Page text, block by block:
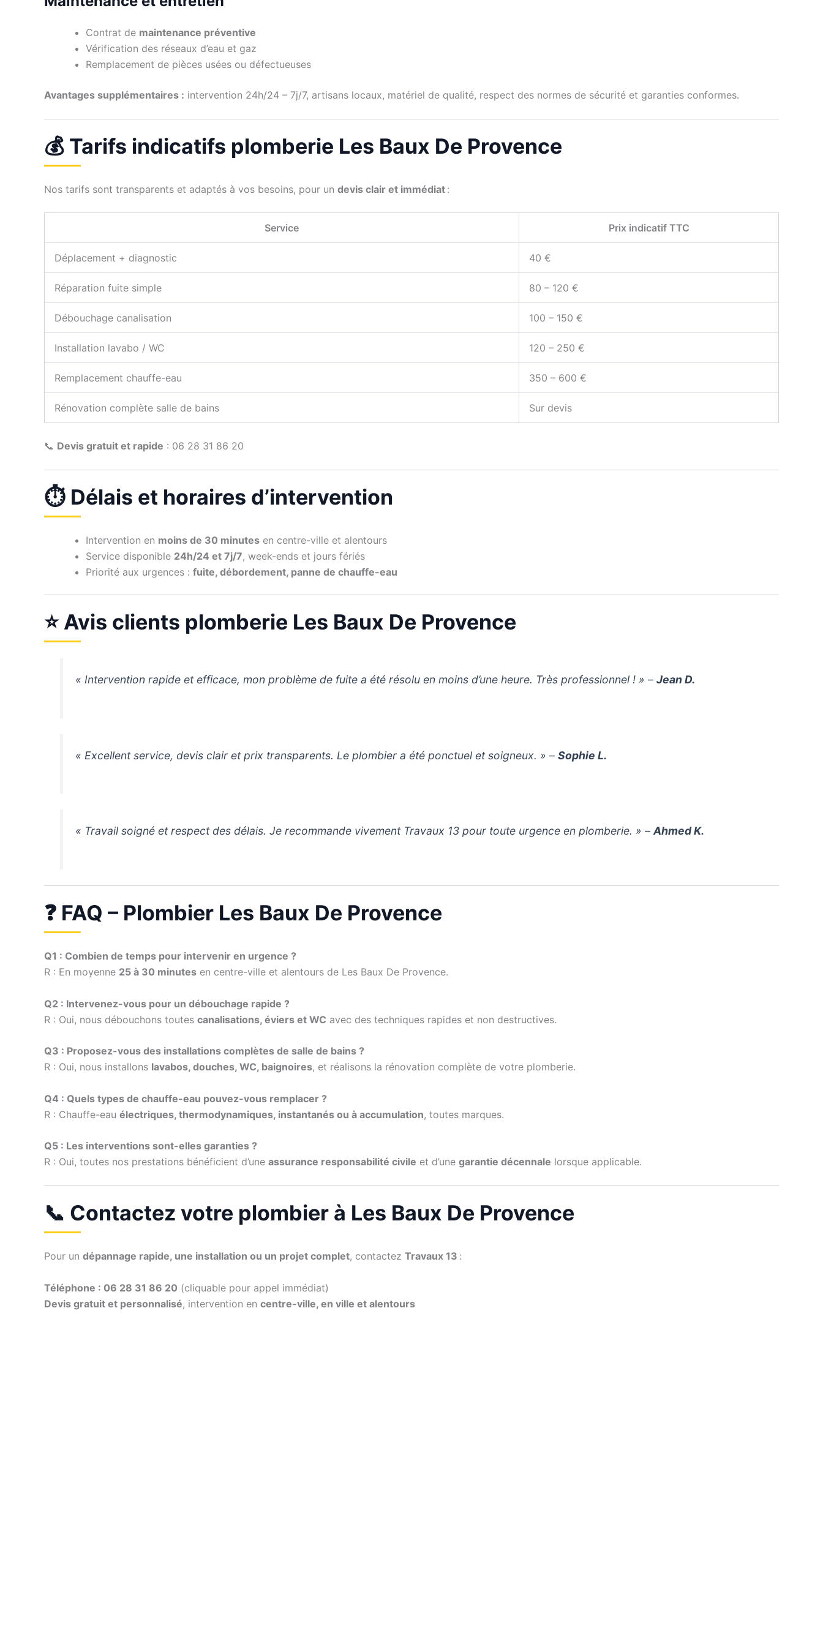
Contrat de maintenance préventive
Vérification des réseaux d’eau et gaz
Remplacement de pièces usées ou défectueuses
Avantages supplémentaires : intervention 24h/24 – 7j/7, artisans locaux, matériel de qualité, respect des normes de sécurité et garanties conformes.
💰 Tarifs indicatifs plomberie Les Baux De Provence
Nos tarifs sont transparents et adaptés à vos besoins, pour un devis clair et immédiat :
Service Prix indicatif TTC
Déplacement + diagnostic 40 €
Réparation fuite simple 80 – 120 €
Débouchage canalisation 100 – 150 €
Installation lavabo / WC 120 – 250 €
Remplacement chauffe-eau 350 – 600 €
Rénovation complète salle de bains Sur devis
📞 Devis gratuit et rapide : 06 28 31 86 20
⏱️ Délais et horaires d’intervention
Intervention en moins de 30 minutes en centre-ville et alentours
Service disponible 24h/24 et 7j/7, week-ends et jours fériés
Priorité aux urgences : fuite, débordement, panne de chauffe-eau
⭐ Avis clients plomberie Les Baux De Provence
« Intervention rapide et efficace, mon problème de fuite a été résolu en moins d’une heure. Très professionnel ! » –Jean D.
« Excellent service, devis clair et prix transparents. Le plombier a été ponctuel et soigneux. » –Sophie L.
« Travail soigné et respect des délais. Je recommande vivement Travaux 13 pour toute urgence en plomberie. » –Ahmed K.
❓ FAQ – Plombier Les Baux De Provence
Q1 : Combien de temps pour intervenir en urgence ?
R : En moyenne 25 à 30 minutes en centre-ville et alentours de Les Baux De Provence.
Q2 : Intervenez-vous pour un débouchage rapide ?
R : Oui, nous débouchons toutes canalisations, éviers et WC avec des techniques rapides et non destructives.
Q3 : Proposez-vous des installations complètes de salle de bains ?
R : Oui, nous installons lavabos, douches, WC, baignoires, et réalisons la rénovation complète de votre plomberie.
Q4 : Quels types de chauffe-eau pouvez-vous remplacer ?
R : Chauffe-eau électriques, thermodynamiques, instantanés ou à accumulation, toutes marques.
Q5 : Les interventions sont-elles garanties ?
R : Oui, toutes nos prestations bénéficient d’une assurance responsabilité civile et d’une garantie décennale lorsque applicable.
📞 Contactez votre plombier à Les Baux De Provence
Pour un dépannage rapide, une installation ou un projet complet, contactez Travaux 13 :
Téléphone : 06 28 31 86 20 (cliquable pour appel immédiat)
Devis gratuit et personnalisé, intervention en centre-ville, en ville et alentours